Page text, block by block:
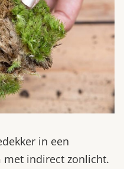
in een
indirect zonlicht.